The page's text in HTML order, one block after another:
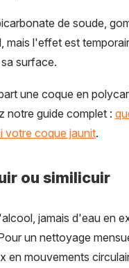
de soude,
mais l'effet est
surface.
une coque en
notre guide complet :
votre coque jaunit.
ou similicuir
jamais d'eau en
un nettoyage
mouvements